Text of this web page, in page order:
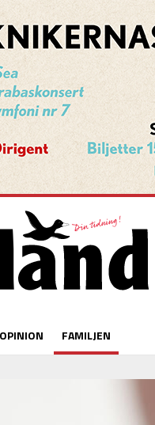
OPINION FAMILJEN